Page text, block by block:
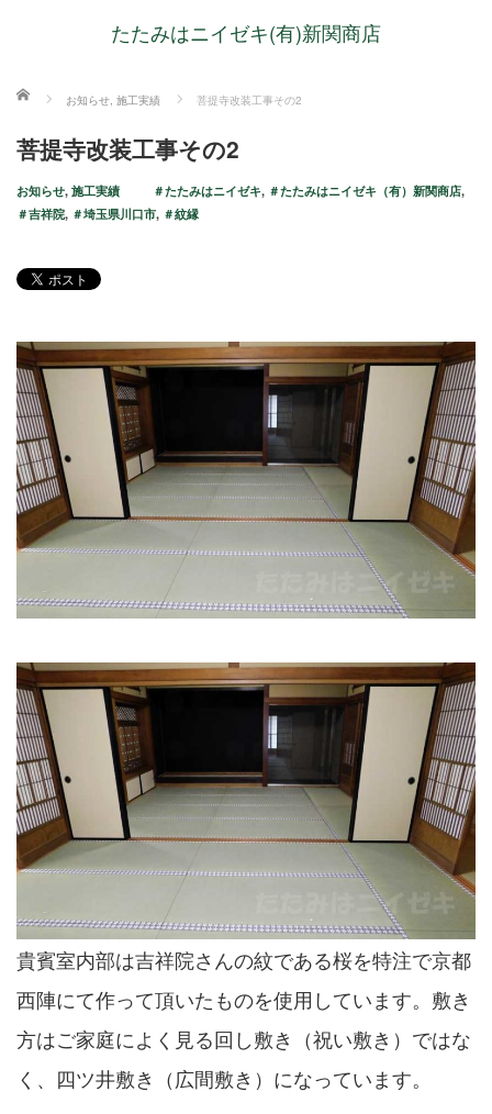
たたみはニイゼキ(有)新関商店
ホーム お知らせ, 施工実績 菩提寺改装工事その2
菩提寺改装工事その2
お知らせ, 施工実績 ＃たたみはニイゼキ, ＃たたみはニイゼキ（有）新関商店,
＃吉祥院, ＃埼玉県川口市, ＃紋縁
貴賓室内部は吉祥院さんの紋である桜を特注で京都
西陣にて作って頂いたものを使用しています。敷き
方はご家庭によく見る回し敷き（祝い敷き）ではな
く、四ツ井敷き（広間敷き）になっています。